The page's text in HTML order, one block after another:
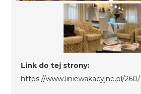
Link do tej strony:
https://www.liniewakacyjne.pl/260/